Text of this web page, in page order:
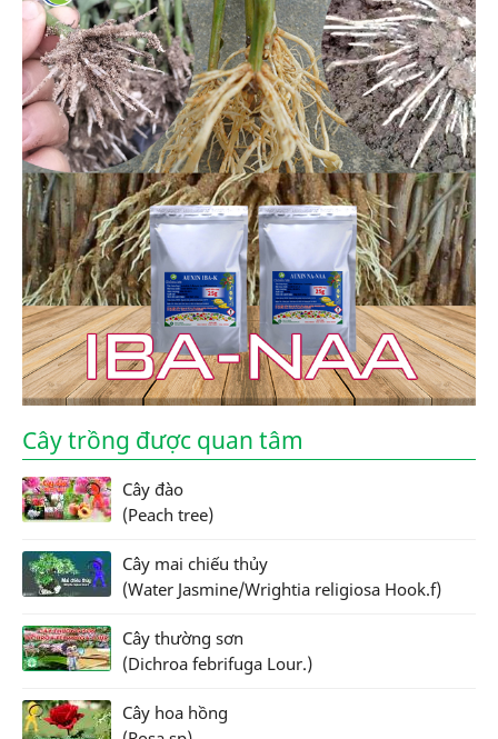
Cây trồng được quan tâm
Cây đào
(Peach tree)
Cây mai chiếu thủy
(Water Jasmine/Wrightia religiosa Hook.f)
Cây thường sơn
(Dichroa febrifuga Lour.)
Cây hoa hồng